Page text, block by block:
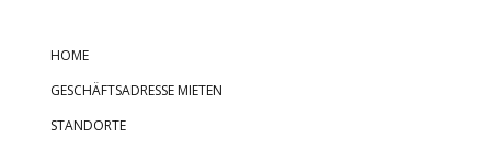
HOME
GESCHÄFTSADRESSE MIETEN
STANDORTE